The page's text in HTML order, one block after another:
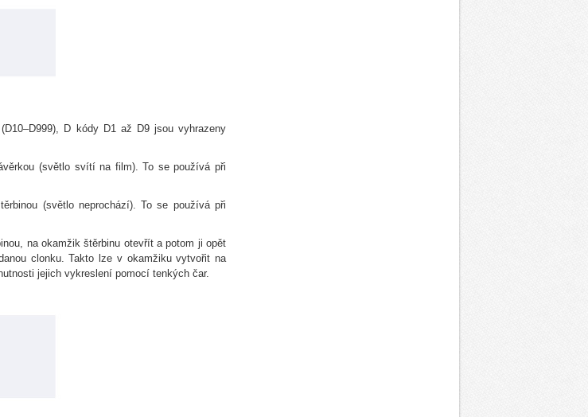
D kódy D1 až D9 jsou vyhrazeny
(světlo svítí na film). To se používá při
(světlo neprochází). To se používá při
na okamžik štěrbinu otevřít a potom ji opět
clonku. Takto lze v okamžiku vytvořit na
jejich vykreslení pomocí tenkých čar.